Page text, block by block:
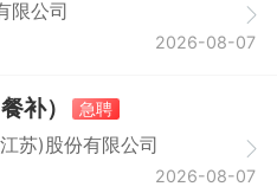
限公司
2026-08-07
补）
急聘
苏)股份有限公司
2026-08-07